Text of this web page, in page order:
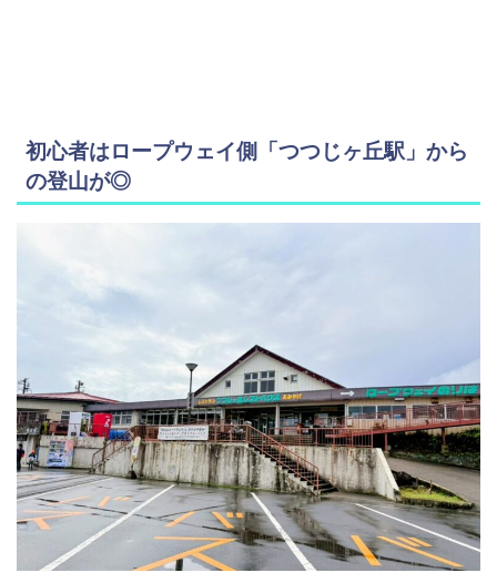
初心者はロープウェイ側「つつじヶ丘駅」から
の登山が◎